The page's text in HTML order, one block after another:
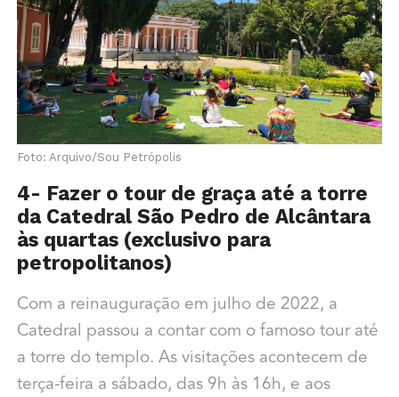
Foto: Arquivo/Sou Petrópolis
4- Fazer o tour de graça até a torre
da Catedral São Pedro de Alcântara
às quartas (exclusivo para
petropolitanos)
Com a reinauguração em julho de 2022, a
Catedral passou a contar com o famoso tour até
a torre do templo. As visitações acontecem de
terça-feira a sábado, das 9h às 16h, e aos